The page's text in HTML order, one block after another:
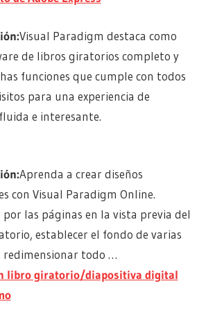
Visual Paradigm destaca como
de libros giratorios completo y
funciones que cumple con todos
para una experiencia de
e interesante.
Aprenda a crear diseños
con Visual Paradigm Online.
por las páginas en la vista previa del
establecer el fondo de varias
redimensionar todo …
libro giratorio/diapositiva digital